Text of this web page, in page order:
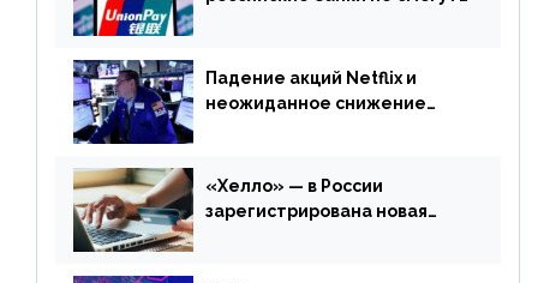
Падение акций Netflix и
неожиданное снижение
апреля
«Хелло» — в России
зарегистрирована новая